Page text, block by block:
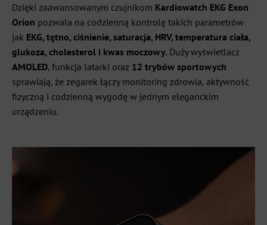
Dzięki zaawansowanym czujnikom Kardiowatch EKG Exon
Orion pozwala na codzienną kontrolę takich parametrów
jak EKG, tętno, ciśnienie, saturacja, HRV, temperatura ciała,
glukoza, cholesterol i kwas moczowy. Duży wyświetlacz
AMOLED, funkcja latarki oraz 12 trybów sportowych
sprawiają, że zegarek łączy monitoring zdrowia, aktywność
fizyczną i codzienną wygodę w jednym eleganckim
urządzeniu.